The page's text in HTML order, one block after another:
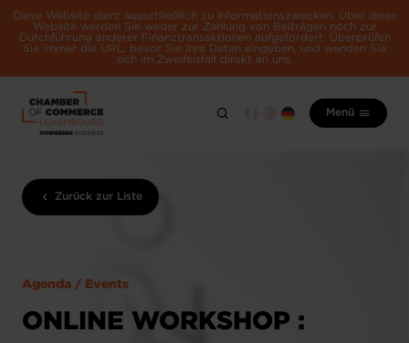
Diese Website dient ausschließlich zu Informationszwecken. Über diese
Website werden Sie weder zur Zahlung von Beiträgen noch zur
Durchführung anderer Finanztransaktionen aufgefordert. Überprüfen
Sie immer die URL, bevor Sie Ihre Daten eingeben, und wenden Sie
sich im Zweifelsfall direkt an uns.
Menü
Zurück zur Liste
Agenda / Events
ONLINE WORKSHOP :